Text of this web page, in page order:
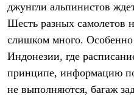
Брюки
Термобелье
Теплое термобелье
Среднее термобелье
Легкое термобелье
Флисовая одежда
Куртки
Брюки
джунгли альпинистов
Шесть разных самолетов
слишком много.
Индонезии, где
принципе, информацию
не выполняются, багаж